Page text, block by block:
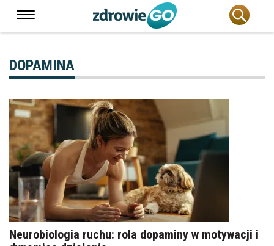
DOPAMINA
Neurobiologia ruchu: rola dopaminy w motywacji i